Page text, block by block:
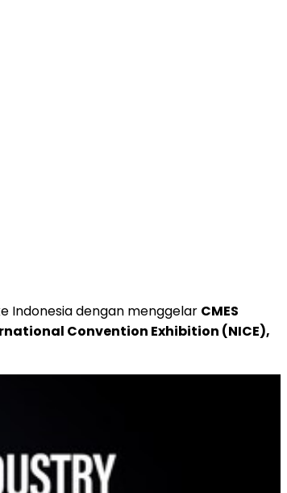
Indonesia dengan menggelar CMES
Convention Exhibition (NICE),